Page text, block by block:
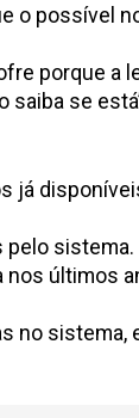
o possível
porque
se
já
pelo sistema.
últimos